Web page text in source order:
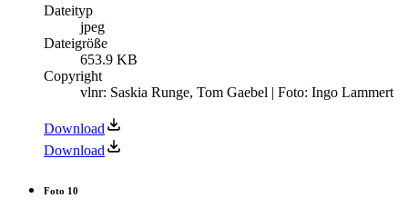
Dateityp
jpeg
Dateigröße
653.9 KB
Copyright
vlnr: Saskia Runge, Tom Gaebel | Foto: Ingo Lammert
Download
Download
Foto 10